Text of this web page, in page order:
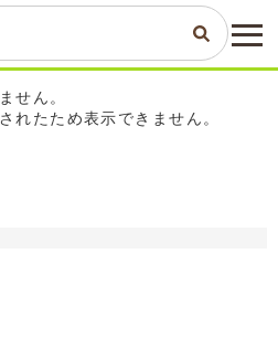
せん。
れたため表示できません。